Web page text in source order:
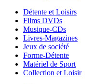
Détente et Loisirs
Films DVDs
Musique-CDs
Livres-Magazines
Jeux de société
Forme-Détente
Matériel de Sport
Collection et Loisir